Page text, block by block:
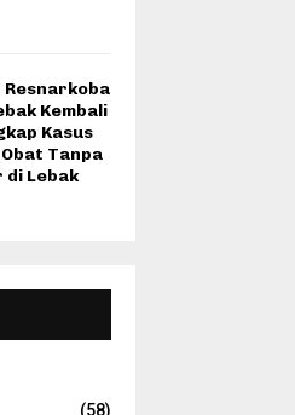
Resnarkoba
Kembali
Kasus
Tanpa
di Lebak
(58)